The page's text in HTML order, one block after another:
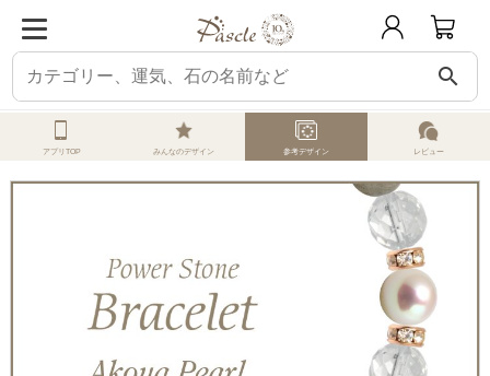
search
ホーム オーダーメイド 参考デザイン アコヤ真珠 ラブラドライト・ア
アプリTOP みんなのデザイン 参考デザイン レビュー